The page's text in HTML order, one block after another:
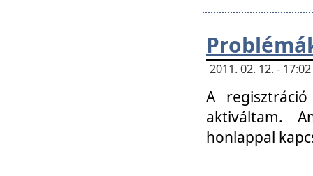
2011. 02. 12. -
A
aktiváltam.
honlappal